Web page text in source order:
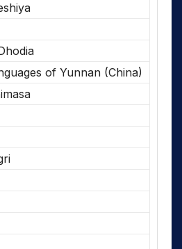
of Yunnan (China)